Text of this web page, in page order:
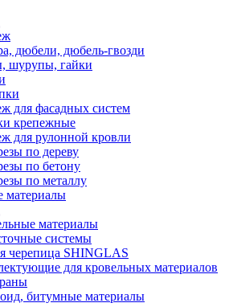
дюбели, дюбель-гвозди
шурупы, гайки
для фасадных систем
крепежные
для рулонной кровли
по дереву
по бетону
по металлу
материалы
материалы
системы
черепица SHINGLAS
для кровельных материалов
битумные материалы